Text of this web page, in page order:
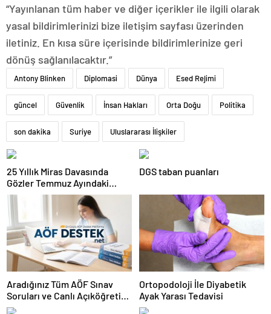
“Yayınlanan tüm haber ve diğer içerikler ile ilgili olarak
yasal bildirimlerinizi bize iletişim sayfası üzerinden
iletiniz. En kısa süre içerisinde bildirimlerinize geri
dönüş sağlanılacaktır.”
Antony Blinken Diplomasi Dünya Esed Rejimi
güncel Güvenlik İnsan Hakları Orta Doğu Politika
son dakika Suriye Uluslararası İlişkiler
25 Yıllık Miras Davasında
Gözler Temmuz Ayındaki
Karar Duruşmasına Çevrildi
DGS taban puanları
Aradığınız Tüm AÖF Sınav
Soruları ve Canlı Açıköğretim
Forumu Burada
Ortopodoloji İle Diyabetik
Ayak Yarası Tedavisi